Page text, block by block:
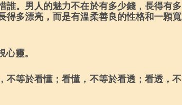
誰。男人的魅力不在於有多少錢，長得有多
得多漂亮，而是有溫柔善良的性格和一顆寬
靈。
不等於看懂；看懂，不等於看透；看透，不